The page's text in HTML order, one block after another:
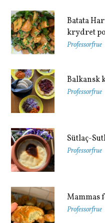
Batata
krydret
Professorfrue
Balkansk
Professorfrue
Sütlaç-
Professorfrue
Mammas
Professorfrue